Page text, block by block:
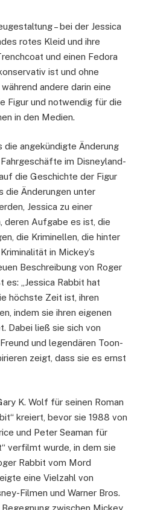
– bei der Jessica
rotes Kleid und ihre
und einen Fedora
ist und ohne
andere darin eine
Figur und notwendig für die
in den Medien.
die angekündigte Änderung
im Disneyland-
die Geschichte der Figur
die Änderungen unter
Jessica zu einer
deren Aufgabe es ist, die
die Kriminellen, die hinter
in Mickey’s
Beschreibung von Roger
es: „Jessica Rabbit hat
höchste Zeit ist, ihren
indem sie ihren eigenen
Dabei ließ sie sich von
und legendären Toon-
zeigt, dass sie es ernst
K. Wolf für seinen Roman
kreiert, bevor sie 1988 von
und Peter Seaman für
verfilmt wurde, in dem sie
Rabbit vom Mord
eine Vielzahl von
Filmen und Warner Bros.
zwischen Mickey